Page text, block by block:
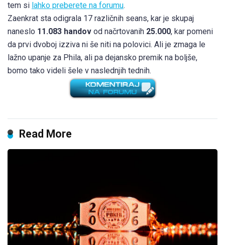
tem si lahko preberete na forumu.
Zaenkrat sta odigrala 17 različnih seans, kar je skupaj
naneslo 11.083 handov od načrtovanih 25.000, kar pomeni
da prvi dvoboj izziva ni še niti na polovici. Ali je zmaga le
lažno upanje za Phila, ali pa dejansko premik na boljše,
bomo tako videli šele v naslednjih tednih.
Read More